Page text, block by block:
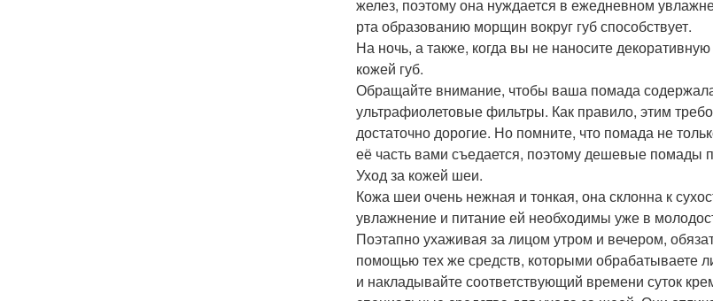
желез, поэтому она нуждается в ежедневном
рта образованию морщин вокруг губ способствует.
На ночь, а также, когда вы не наносите
кожей губ.
Обращайте внимание, чтобы ваша помада
ультрафиолетовые фильтры. Как правило, этим
достаточно дорогие. Но помните, что помада не
её часть вами съедается, поэтому дешевые помады
Уход за кожей шеи.
Кожа шеи очень нежная и тонкая, она склонна к
увлажнение и питание ей необходимы уже в
Поэтапно ухаживая за лицом утром и вечером,
помощью тех же средств, которыми обрабатываете
и накладывайте соответствующий времени суток